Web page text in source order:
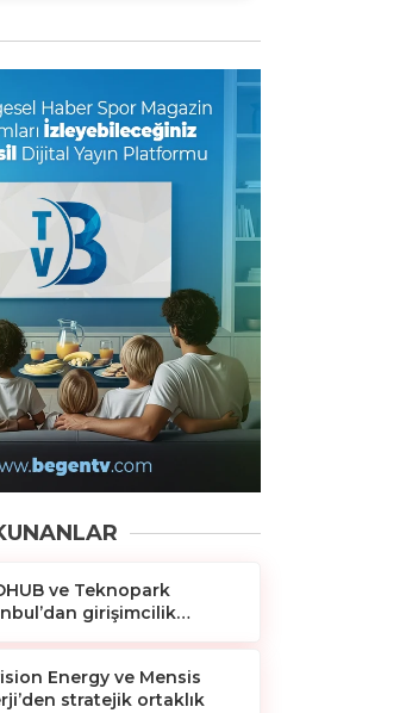
ve Teknopark
girişimcilik
Energy ve Mensis
stratejik ortaklık